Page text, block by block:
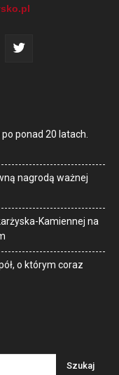
ponad 20 latach.
nagrodą ważnej
Kamiennej na
o którym coraz